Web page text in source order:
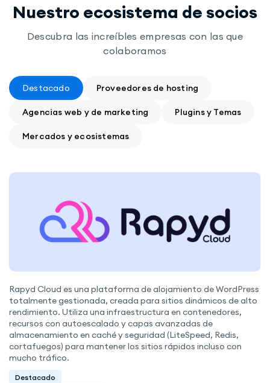
Nuestro ecosistema de socios
Descubra las increíbles empresas con las que
colaboramos
Destacado Proveedores de hosting
Agencias web y de marketing Plugins y Temas
Mercados y ecosistemas
Rapyd Cloud es una plataforma de alojamiento de WordPress
totalmente gestionada, creada para sitios dinámicos de alto
rendimiento. Utiliza una infraestructura en contenedores,
recursos con autoescalado y capas avanzadas de
almacenamiento en caché y seguridad (LiteSpeed, Redis,
cortafuegos) para mantener los sitios rápidos incluso con
mucho tráfico.
Destacado